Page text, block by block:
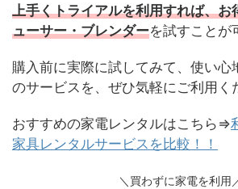
上手くトライアルを利用すれば、お
ューサー・ブレンダーを試すことが
購入前に実際に試してみて、使い心
のサービスを、ぜひ気軽にご利用く
おすすめの家電レンタルはこちら⇒
家具レンタルサービスを比較！！
＼買わずに家電を利用